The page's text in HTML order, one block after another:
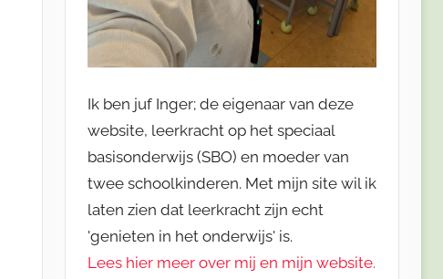
Ik ben juf Inger; de eigenaar van deze
website, leerkracht op het speciaal
basisonderwijs (SBO) en moeder van
twee schoolkinderen. Met mijn site wil ik
laten zien dat leerkracht zijn echt
'genieten in het onderwijs' is.
Lees hier meer over mij en mijn website.